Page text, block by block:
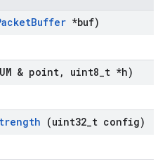
Buffer *buf)
& point, uint8 t *h)
(uint32 t config)